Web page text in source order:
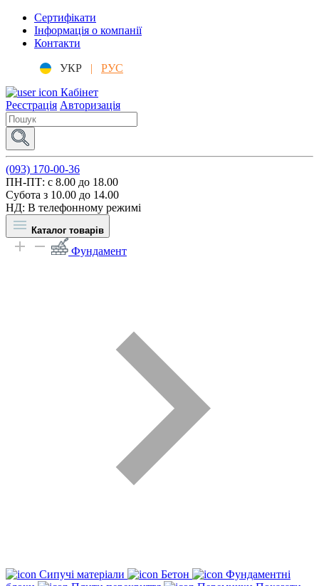
Сертифікати
Інформація о компанії
Контакти
УКР |
РУС
Кабінет
Реєстрація Авторизація
(093) 170-00-36
ПН-ПТ: c 8.00 до 18.00
Субота з 10.00 до 14.00
НД: В телефонному режимі
Каталог товарів
Фундамент
Сипучі матеріали Бетон
Фундаментні